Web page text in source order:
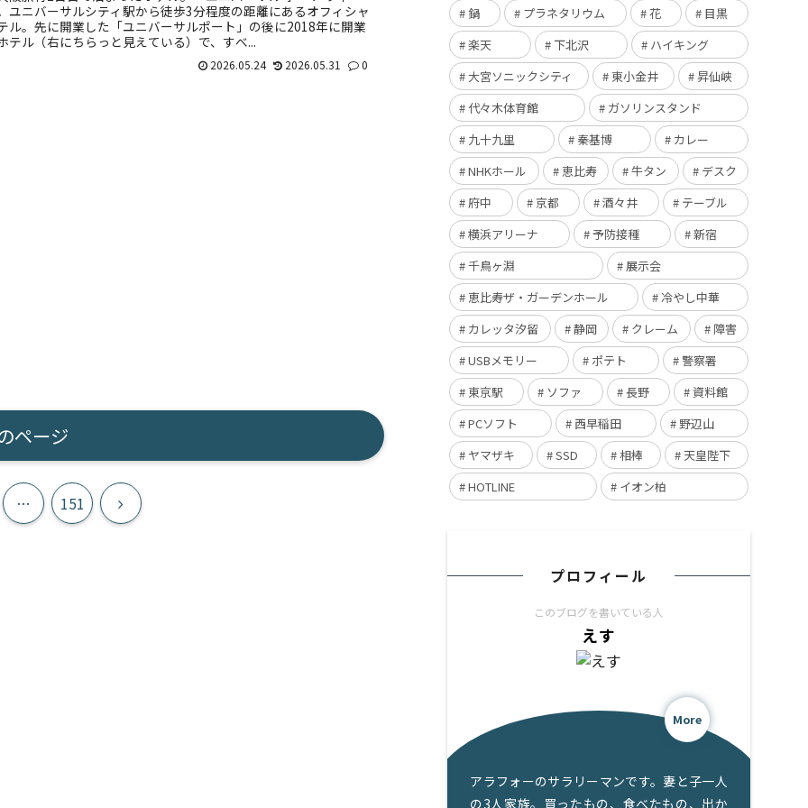
ユニバーサルシティ駅から徒歩3分程度の距離にあるオフィシャ
ル。先に開業した「ユニバーサルポート」の後に2018年に開業
テル（右にちらっと見えている）で、すべ...
2026.05.24 2026.05.31 0
ページ
… 151
次
鍋 プラネタリウム 花
目黒
楽天
下北沢
ハイキング
大宮ソニックシティ
東小金井
昇仙峡
代々木体育館
ガソリンスタンド
九十九里
秦基博
カレー
NHKホール
恵比寿 牛タン
デスク
府中
京都 酒々井
テーブル
横浜アリーナ
予防接種
新宿
千鳥ヶ淵
展示会
恵比寿ザ・ガーデンホール
冷やし中華
カレッタ汐留
静岡 クレーム
障害
USBメモリー
ポテト
警察署
東京駅
ソファ 長野
資料館
PCソフト
西早稲田
野辺山
ヤマザキ
SSD 相棒
天皇陛下
HOTLINE
イオン柏
プロフィール
このブログを書いている人
えす
More
アラフォーのサラリーマンです。妻と子一人
の3人家族。買ったもの、食べたもの、出か